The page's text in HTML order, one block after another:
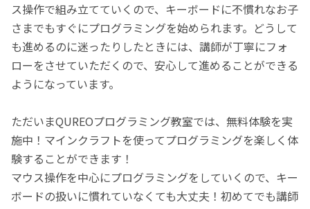
ス操作で組み立てていくので、キーボードに不慣れなお子
さまでもすぐにプログラミングを始められます。どうして
も進めるのに迷ったりしたときには、講師が丁寧にフォ
ローをさせていただくので、安心して進めることができる
ようになっています。
ただいまQUREOプログラミング教室では、無料体験を実
施中！マインクラフトを使ってプログラミングを楽しく体
験することができます！
マウス操作を中心にプログラミングをしていくので、キー
ボードの扱いに慣れていなくても大丈夫！初めてでも講師